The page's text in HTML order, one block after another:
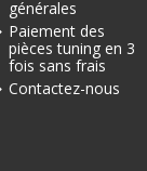
générales
Paiement des
pièces tuning en 3
fois sans frais
Contactez-nous